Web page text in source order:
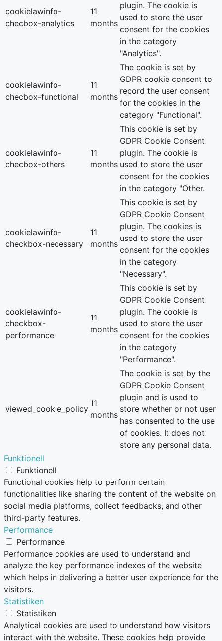
cookielawinfo-
checbox-analytics
11
months
plugin. The cookie is
used to store the user
consent for the cookies
in the category
"Analytics".
cookielawinfo-
checbox-functional
11
months
The cookie is set by
GDPR cookie consent to
record the user consent
for the cookies in the
category "Functional".
cookielawinfo-
checbox-others
11
months
This cookie is set by
GDPR Cookie Consent
plugin. The cookie is
used to store the user
consent for the cookies
in the category "Other.
cookielawinfo-
checkbox-necessary
11
months
This cookie is set by
GDPR Cookie Consent
plugin. The cookies is
used to store the user
consent for the cookies
in the category
"Necessary".
cookielawinfo-
checkbox-
performance
11
months
This cookie is set by
GDPR Cookie Consent
plugin. The cookie is
used to store the user
consent for the cookies
in the category
"Performance".
viewed_cookie_policy
11
months
The cookie is set by the
GDPR Cookie Consent
plugin and is used to
store whether or not user
has consented to the use
of cookies. It does not
store any personal data.
Funktionell
Funktionell
Functional cookies help to perform certain
functionalities like sharing the content of the website on
social media platforms, collect feedbacks, and other
third-party features.
Performance
Performance
Performance cookies are used to understand and
analyze the key performance indexes of the website
which helps in delivering a better user experience for the
visitors.
Statistiken
Statistiken
Analytical cookies are used to understand how visitors
interact with the website. These cookies help provide